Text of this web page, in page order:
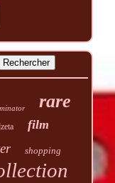
rare
film
shopping